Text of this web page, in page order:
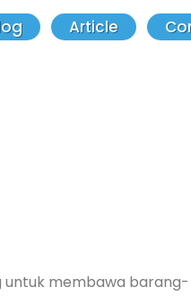
Article
untuk membawa barang-